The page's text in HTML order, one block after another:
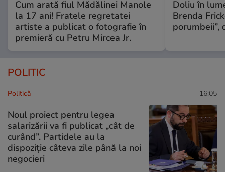
Cum arată fiul Mădălinei Manole
la 17 ani! Fratele regretatei
artiste a publicat o fotografie în
premieră cu Petru Mircea Jr.
Doliu în
Brenda
porumbeii”,
POLITIC
Politică 16:05
Noul proiect pentru legea
salarizării va fi publicat „cât de
curând”. Partidele au la
dispoziție câteva zile până la noi
negocieri